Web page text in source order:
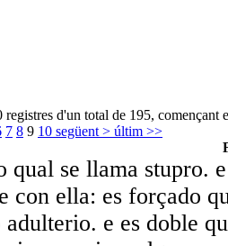
registres d'un total de 195, començant
7 8 9 10 següent > últim >>
qual se llama stupro.
con ella: es forçado
adulterio. e es doble